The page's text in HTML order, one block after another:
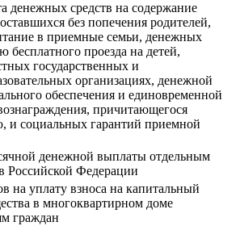
денежных средств на содержание
без попечения родителей,
в приемные семьи, денежных
бесплатного проезда на детей,
государственных и
организациях, денежной
обеспечения и единовременной
причитающегося
и социальных гарантий приемной
денежной выплаты отдельным
Российской Федерации
на уплату взноса на капитальный
в многоквартирном доме
граждан